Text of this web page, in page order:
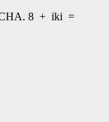
8 + iki =